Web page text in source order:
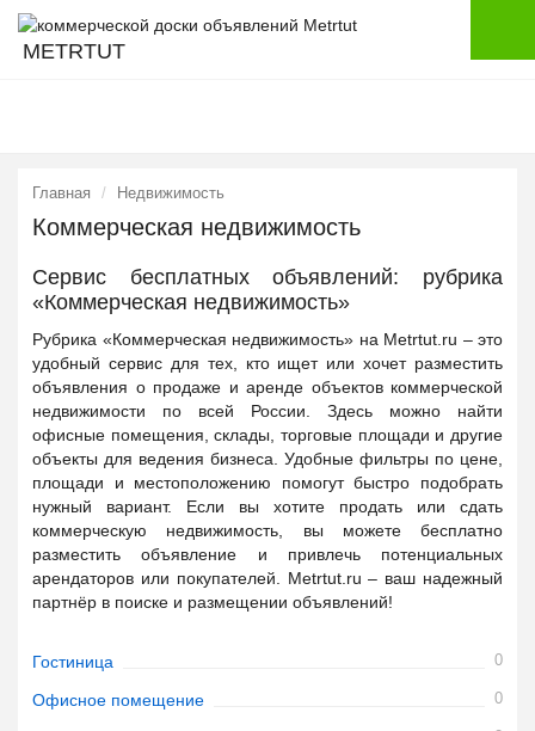
METRTUT
Главная Недвижимость
Коммерческая недвижимость
Сервис бесплатных объявлений: рубрика
«Коммерческая недвижимость»
Рубрика «Коммерческая недвижимость» на Metrtut.ru – это
удобный сервис для тех, кто ищет или хочет разместить
объявления о продаже и аренде объектов коммерческой
недвижимости по всей России. Здесь можно найти
офисные помещения, склады, торговые площади и другие
объекты для ведения бизнеса. Удобные фильтры по цене,
площади и местоположению помогут быстро подобрать
нужный вариант. Если вы хотите продать или сдать
коммерческую недвижимость, вы можете бесплатно
разместить объявление и привлечь потенциальных
арендаторов или покупателей. Metrtut.ru – ваш надежный
партнёр в поиске и размещении объявлений!
Гостиница 0
Офисное помещение 0